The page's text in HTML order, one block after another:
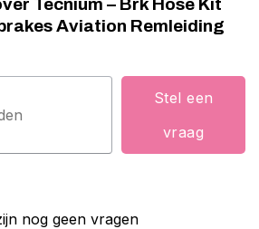
Aviation Remleiding
Stel een
vraag
nog geen vragen